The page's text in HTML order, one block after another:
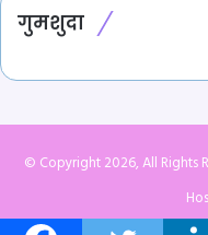
गुमशुदा
© Copyright 2026, All Rights